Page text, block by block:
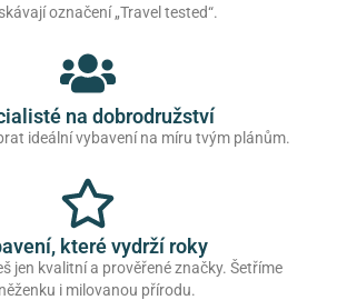
označení „Travel tested“.
na dobrodružství
ideální vybavení na míru tvým plánům.
které vydrží roky
jen kvalitní a prověřené značky. Šetříme
i milovanou přírodu.